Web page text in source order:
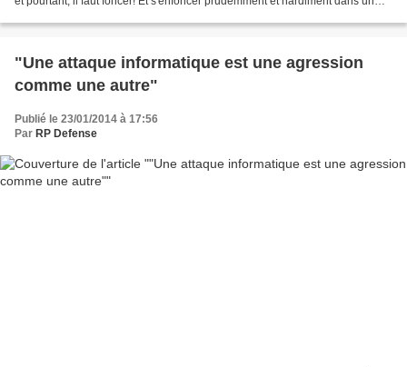
"Une attaque informatique est une agression
comme une autre"
Publié le 23/01/2014 à 17:56
Par RP Defense